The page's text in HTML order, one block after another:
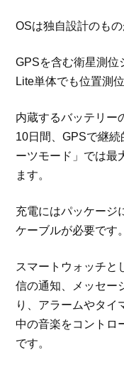
OSは独自設計のも
GPSを含む衛星測位
Lite単体でも位置測
内蔵するバッテリー
10日間、GPSで継
ーツモード」では最
ます。
充電にはパッケージ
ケーブルが必要です。
スマートウォッチと
信の通知、メッセー
り、アラームやタイ
中の音楽をコントロ
です。